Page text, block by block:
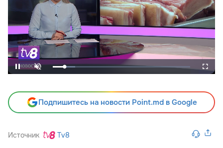
Подпишитесь на новости Point.md в Google
Источник Tv8